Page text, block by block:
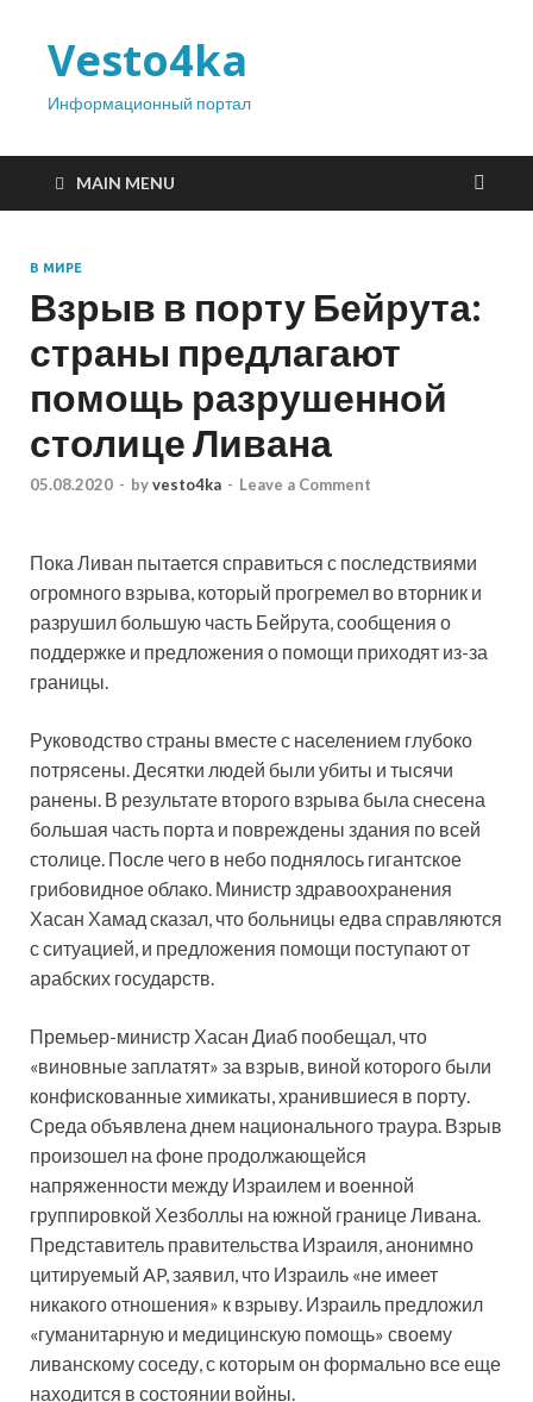
Vesto4ka
Информационный портал
MAIN MENU
В МИРЕ
Взрыв в порту Бейрута:
страны предлагают
помощь разрушенной
столице Ливана
05.08.2020 - byvesto4ka - Leave a Comment
Пока Ливан пытается справиться с последствиями
огромного взрыва, который прогремел во вторник и
разрушил большую часть Бейрута, сообщения о
поддержке и предложения о помощи приходят из-за
границы.
Руководство страны вместе с населением глубоко
потрясены. Десятки людей были убиты и тысячи
ранены. В результате второго взрыва была снесена
большая часть порта и повреждены здания по всей
столице. После чего в небо поднялось гигантское
грибовидное облако. Министр здравоохранения
Хасан Хамад сказал, что больницы едва справляются
с ситуацией, и предложения помощи поступают от
арабских государств.
Премьер-министр Хасан Диаб пообещал, что
«виновные заплатят» за взрыв, виной которого были
конфискованные химикаты, хранившиеся в порту.
Среда объявлена днем национального ​​траура. Взрыв
произошел на фоне продолжающейся
напряженности между Израилем и военной
группировкой Хезболлы на южной границе Ливана.
Представитель правительства Израиля, анонимно
цитируемый AP, заявил, что Израиль «не имеет
никакого отношения» к взрыву. Израиль предложил
«гуманитарную и медицинскую помощь» своему
ливанскому соседу, с которым он формально все еще
находится в состоянии войны.